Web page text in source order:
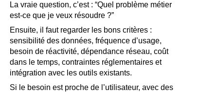
La vraie question, c’est : “Quel problème métier
est-ce que je veux résoudre ?”
Ensuite, il faut regarder les bons critères :
sensibilité des données, fréquence d’usage,
besoin de réactivité, dépendance réseau, coût
dans le temps, contraintes réglementaires et
intégration avec les outils existants.
Si le besoin est proche de l’utilisateur, avec des